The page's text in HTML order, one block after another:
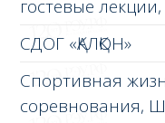
гостевые
СДОГ «ҚАЛҚОН»
Спортивная
соревнования,